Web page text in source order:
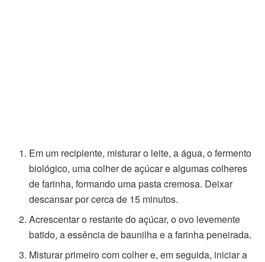
Em um recipiente, misturar o leite, a água, o fermento
biológico, uma colher de açúcar e algumas colheres
de farinha, formando uma pasta cremosa. Deixar
descansar por cerca de 15 minutos.
Acrescentar o restante do açúcar, o ovo levemente
batido, a essência de baunilha e a farinha peneirada.
Misturar primeiro com colher e, em seguida, iniciar a